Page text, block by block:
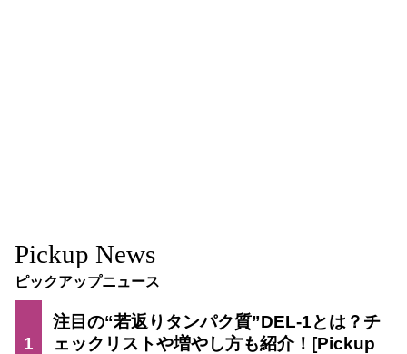
Pickup News
ピックアップニュース
1
注目の“若返りタンパク質”DEL-1とは？チ
ェックリストや増やし方も紹介！